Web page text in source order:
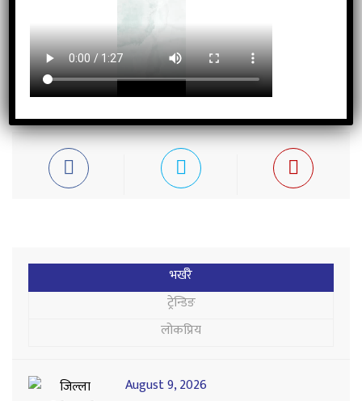
भर्खरै
ट्रेन्डिङ
लोकप्रिय
August 9, 2026